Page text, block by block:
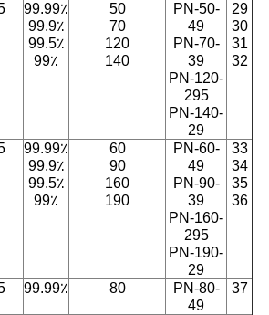
29
30
31
32
PN-50-
49
PN-70-
39
PN-120-
295
PN-140-
29
50
70
120
140
99.99٪
99.9٪
99.5٪
99٪
33
34
35
36
PN-60-
49
PN-90-
39
PN-160-
295
PN-190-
29
60
90
160
190
99.99٪
99.9٪
99.5٪
99٪
37
PN-80-
49
80 99.99٪